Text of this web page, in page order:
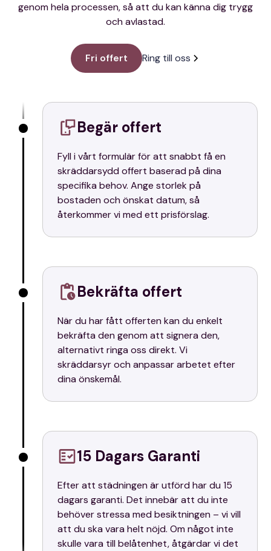
genom hela processen, så att du kan känna dig trygg
och avlastad.
Fri offert Ring till oss
Begär offert
Fyll i vårt formulär för att snabbt få en
skräddarsydd offert baserad på dina
specifika behov. Ange storlek på
bostaden och önskat datum, så
återkommer vi med ett prisförslag.
Bekräfta offert
När du har fått offerten kan du enkelt
bekräfta den genom att signera den,
alternativt ringa oss direkt. Vi
skräddarsyr och anpassar arbetet efter
dina önskemål.
15 Dagars Garanti
Efter att städningen är utförd har du 15
dagars garanti. Det innebär att du inte
behöver stressa med besiktningen – vi vill
att du ska vara helt nöjd. Om något inte
skulle vara till belåtenhet, åtgärdar vi det